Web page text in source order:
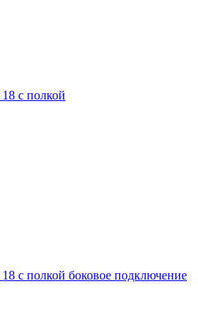
с полкой
с полкой боковое подключение